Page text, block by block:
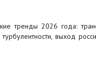
тренды 2026 года:
выход